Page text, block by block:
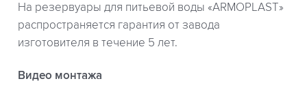
На резервуары для питьевой воды «ARMOPLAST»
распространяется гарантия от завода
изготовителя в течение 5 лет.
Видео монтажа